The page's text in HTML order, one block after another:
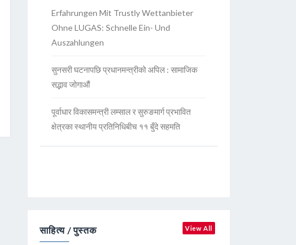
Erfahrungen Mit Trustly Wettanbieter
Ohne LUGAS: Schnelle Ein- Und
Auszahlungen
सुनसरी घटनापछि प्रधानमन्त्रीको अपिल : सामाजिक
सद्भाव जोगाऔं
पूर्वाधार विकासमन्त्री लम्साल र सुरुङमार्ग प्रभावित
क्षेत्रका स्थानीय प्रतिनिधिबीच ११ बुँदे सहमति
साहित्य / पुस्तक View All